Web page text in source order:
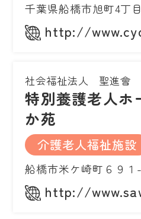
千葉県船橋市旭町4丁
http://
社会福祉法人 聖進會
特別養護老人
か苑
介護老人福祉施設
船橋市米ケ崎町６９１-
http://